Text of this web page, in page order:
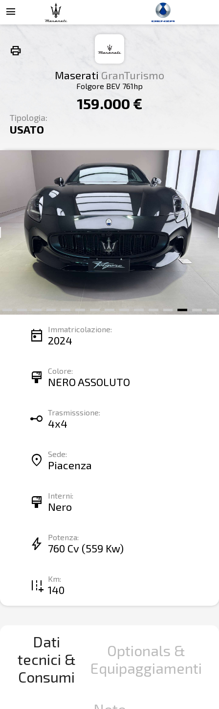
menu
print
Tipologia:
USATO
Maserati GranTurismo
Folgore BEV 761hp
159.000 €
location_on Sede:
Piacenza
today Immatricolazione:
2024
format_paint Colore:
NERO ASSOLUTO
linear_scale Trasmisssione:
4x4
add_road Km:
140
format_paint Interni:
Nero
bolt Potenza:
760 Cv (559 Kw)
Dati
tecnici &
Consumi
Optionals &
Equipaggiamenti